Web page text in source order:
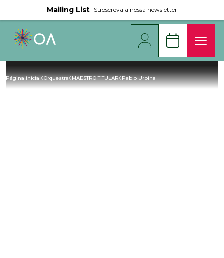
Mailing List- Subscreva a nossa newsletter
Página inicial Orquestra MAESTRO TITULAR Pablo Urbina